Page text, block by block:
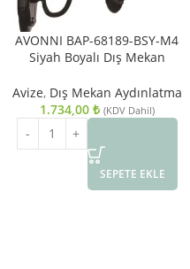
AVONNI BAP-68189-BSY-M4
Siyah Boyalı Dış Mekan
27x20cm
Avize, Dış Mekan Aydınlatma
1.734,00 ₺ (KDV Dahil)
SEPETE EKLE